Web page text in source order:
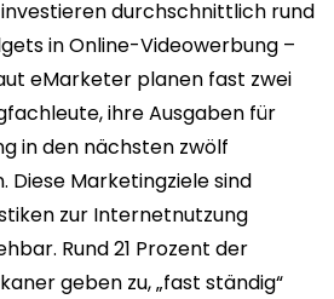
durchschnittlich rund
in Online-Videowerbung –
eMarketer planen fast zwei
ihre Ausgaben für
in den nächsten zwölf
Diese Marketingziele sind
zur Internetnutzung
Rund 21 Prozent der
geben zu, „fast ständig“